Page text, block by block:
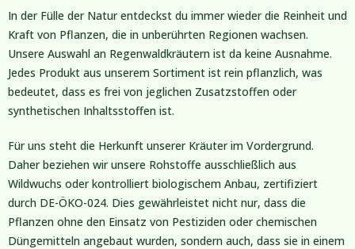
In der Fülle der Natur entdeckst du immer wieder die Reinheit und
Kraft von Pflanzen, die in unberührten Regionen wachsen.
Unsere Auswahl an Regenwaldkräutern ist da keine Ausnahme.
Jedes Produkt aus unserem Sortiment ist rein pflanzlich, was
bedeutet, dass es frei von jeglichen Zusatzstoffen oder
synthetischen Inhaltsstoffen ist.
Für uns steht die Herkunft unserer Kräuter im Vordergrund.
Daher beziehen wir unsere Rohstoffe ausschließlich aus
Wildwuchs oder kontrolliert biologischem Anbau, zertifiziert
durch DE-ÖKO-024. Dies gewährleistet nicht nur, dass die
Pflanzen ohne den Einsatz von Pestiziden oder chemischen
Düngemitteln angebaut wurden, sondern auch, dass sie in einem